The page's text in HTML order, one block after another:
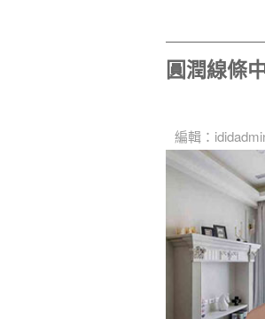
圓潤線條
編輯：